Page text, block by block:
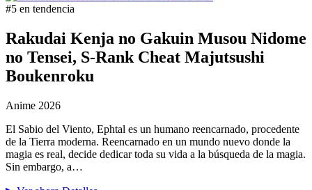
#5 en tendencia
Rakudai Kenja no Gakuin Musou Nidome
no Tensei, S-Rank Cheat Majutsushi
Boukenroku
Anime 2026
El Sabio del Viento, Ephtal es un humano reencarnado, procedente
de la Tierra moderna. Reencarnado en un mundo nuevo donde la
magia es real, decide dedicar toda su vida a la búsqueda de la magia.
Sin embargo, a…